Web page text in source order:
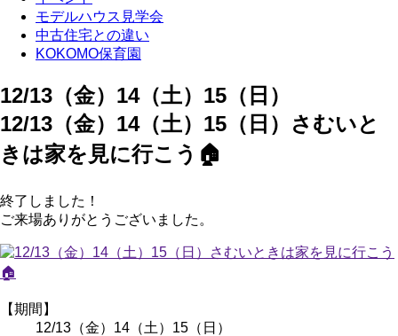
モデルハウス見学会
中古住宅との違い
KOKOMO保育園
12/13（金）14（土）15（日）
12/13（金）14（土）15（日）さむいと
きは家を見に行こう🏠
終了しました！
ご来場ありがとうございました。
【期間】
12/13（金）14（土）15（日）